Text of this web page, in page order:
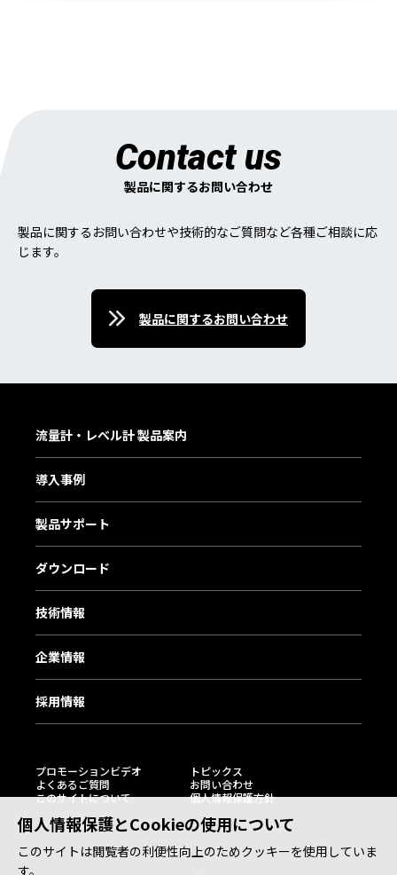
Contact us
製品に関するお問い合わせ
製品に関するお問い合わせや技術的なご質問など各種ご相談に応
じます。
製品に関するお問い合わせ
個人情報保護とCookieの使用について
このサイトは閲覧者の利便性向上のためクッキーを使用していま
す。
流量計・レベル計 製品案内
導入事例
製品サポート
ダウンロード
技術情報
企業情報
採用情報
プロモーションビデオ
トピックス
よくあるご質問
お問い合わせ
このサイトについて
個人情報保護方針